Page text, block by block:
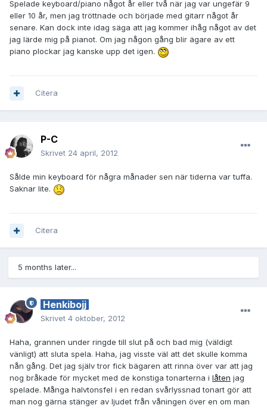
Spelade keyboard/piano något år eller två när jag var ungefär 9
eller 10 år, men jag tröttnade och började med gitarr något år
senare. Kan dock inte idag säga att jag kommer ihåg något av det
jag lärde mig på pianot. Om jag någon gång blir ägare av ett
piano plockar jag kanske upp det igen.
Citera
P-C
Skrivet 24 april, 2012
Sålde min keyboard för några månader sen när tiderna var tuffa.
Saknar lite.
Citera
5 months later...
Henkibojj
Skrivet 4 oktober, 2012
Haha, grannen under ringde till slut på och bad mig (väldigt
vänligt) att sluta spela. Haha, jag visste väl att det skulle komma
nån gång. Det jag själv tror fick bägaren att rinna över var att jag
nog bråkade för mycket med de konstiga tonarterna i låten jag
spelade. Många halvtonsfel i en redan svårlyssnad tonart gör att
man nog gärna stänger av ljudet från våningen över en om man